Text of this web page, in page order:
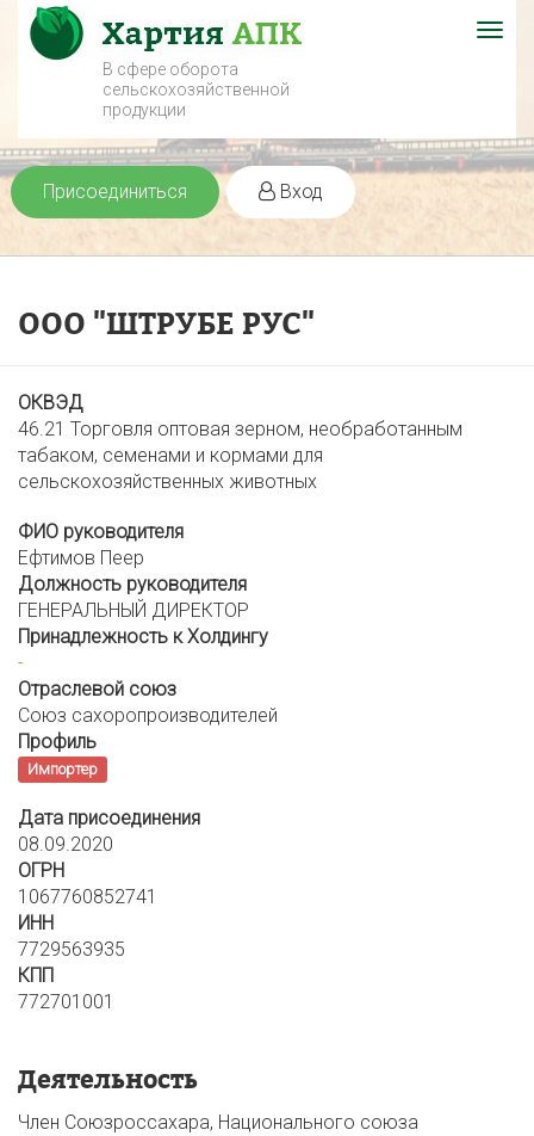
В сфере оборота
сельскохозяйственной
продукции
Присоединиться Вход
ООО "ШТРУБЕ РУС"
ОКВЭД
46.21 Торговля оптовая зерном, необработанным
табаком, семенами и кормами для
сельскохозяйственных животных
ФИО руководителя
Ефтимов Пеер
Должность руководителя
ГЕНЕРАЛЬНЫЙ ДИРЕКТОР
Принадлежность к Холдингу
-
Отраслевой союз
Союз сахоропроизводителей
Профиль
Импортер
Дата присоединения
08.09.2020
ОГРН
1067760852741
ИНН
7729563935
КПП
772701001
Деятельность
Член Союзроссахара, Национального союза